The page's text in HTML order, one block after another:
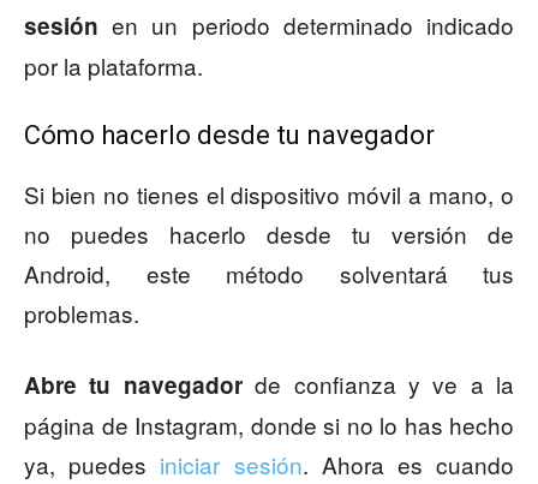
sesiónen un periodo determinado indicado
por la plataforma.
Cómo hacerlo desde tu navegador
Si bien no tienes el dispositivo móvil a mano, o
no puedes hacerlo desde tu versión de
Android, este método solventará tus
problemas.
Abre tu navegadorde confianza y ve a la
página de Instagram, donde si no lo has hecho
ya, puedes iniciar sesión. Ahora es cuando